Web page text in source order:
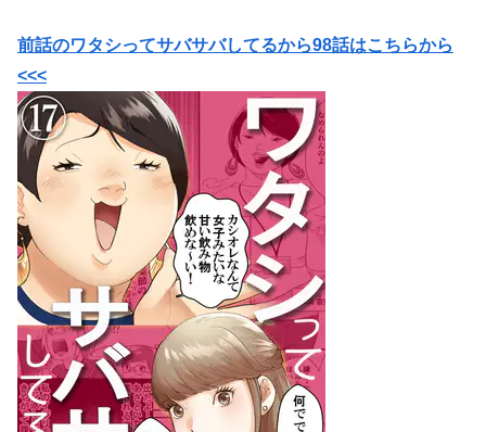
前話のワタシってサバサバしてるから98話はこちらから
<<<